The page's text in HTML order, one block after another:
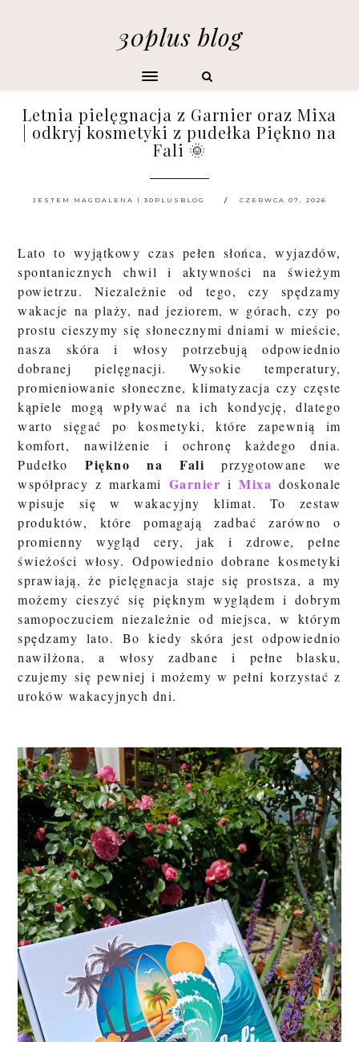
30plus blog
Letnia pielęgnacja z Garnier oraz Mixa
| odkryj kosmetyki z pudełka Piękno na
Fali 🌞
JESTEM MAGDALENA | 30PLUSBLOG CZERWCA 07, 2026
Lato to wyjątkowy czas pełen słońca, wyjazdów,
spontanicznych chwil i aktywności na świeżym
powietrzu. Niezależnie od tego, czy spędzamy
wakacje na plaży, nad jeziorem, w górach, czy po
prostu cieszymy się słonecznymi dniami w mieście,
nasza skóra i włosy potrzebują odpowiednio
dobranej pielęgnacji. Wysokie temperatury,
promieniowanie słoneczne, klimatyzacja czy częste
kąpiele mogą wpływać na ich kondycję, dlatego
warto sięgać po kosmetyki, które zapewnią im
komfort, nawilżenie i ochronę każdego dnia.
PudełkoPiękno na Fali przygotowane we
współpracy z markami Garnier iMixa doskonale
wpisuje się w wakacyjny klimat. To zestaw
produktów, które pomagają zadbać zarówno o
promienny wygląd cery, jak i zdrowe, pełne
świeżości włosy. Odpowiednio dobrane kosmetyki
sprawiają, że pielęgnacja staje się prostsza, a my
możemy cieszyć się pięknym wyglądem i dobrym
samopoczuciem niezależnie od miejsca, w którym
spędzamy lato. Bo kiedy skóra jest odpowiednio
nawilżona, a włosy zadbane i pełne blasku,
czujemy się pewniej i możemy w pełni korzystać z
uroków wakacyjnych dni.